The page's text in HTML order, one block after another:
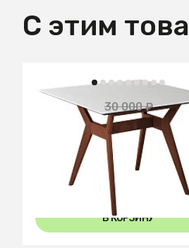
С этим
12 700 ₽ 30 000 ₽ —
Стол Нарвик 860*860
Бианко /темный орех
В КОРЗИНУ